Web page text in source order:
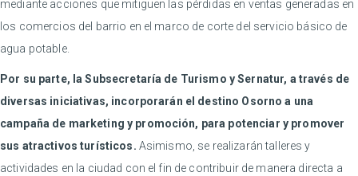
mediante acciones que mitiguen las pérdidas en ventas generadas en
los comercios del barrio en el marco de corte del servicio básico de
agua potable.
Por su parte, la Subsecretaría de Turismo y Sernatur, a través de
diversas iniciativas, incorporarán el destino Osorno a una
campaña de marketing y promoción, para potenciar y promover
sus atractivos turísticos. Asimismo, se realizarán talleres y
actividades en la ciudad con el fin de contribuir de manera directa a